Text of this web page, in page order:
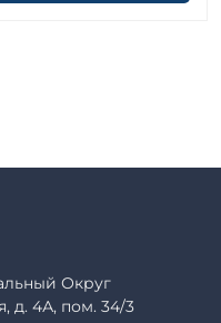
Округ
д. 4А, пом. 34/3